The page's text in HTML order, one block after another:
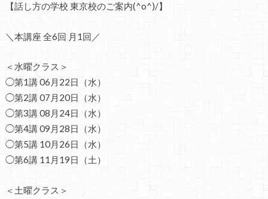
【話し方の学校 東京校のご案内(^o^)/】
＼本講座 全6回 月1回／
＜水曜クラス＞
◯第1講 06月22日（水）
◯第2講 07月20日（水）
◯第3講 08月24日（水）
◯第4講 09月28日（水）
◯第5講 10月26日（水）
◯第6講 11月19日（土）
＜土曜クラス＞